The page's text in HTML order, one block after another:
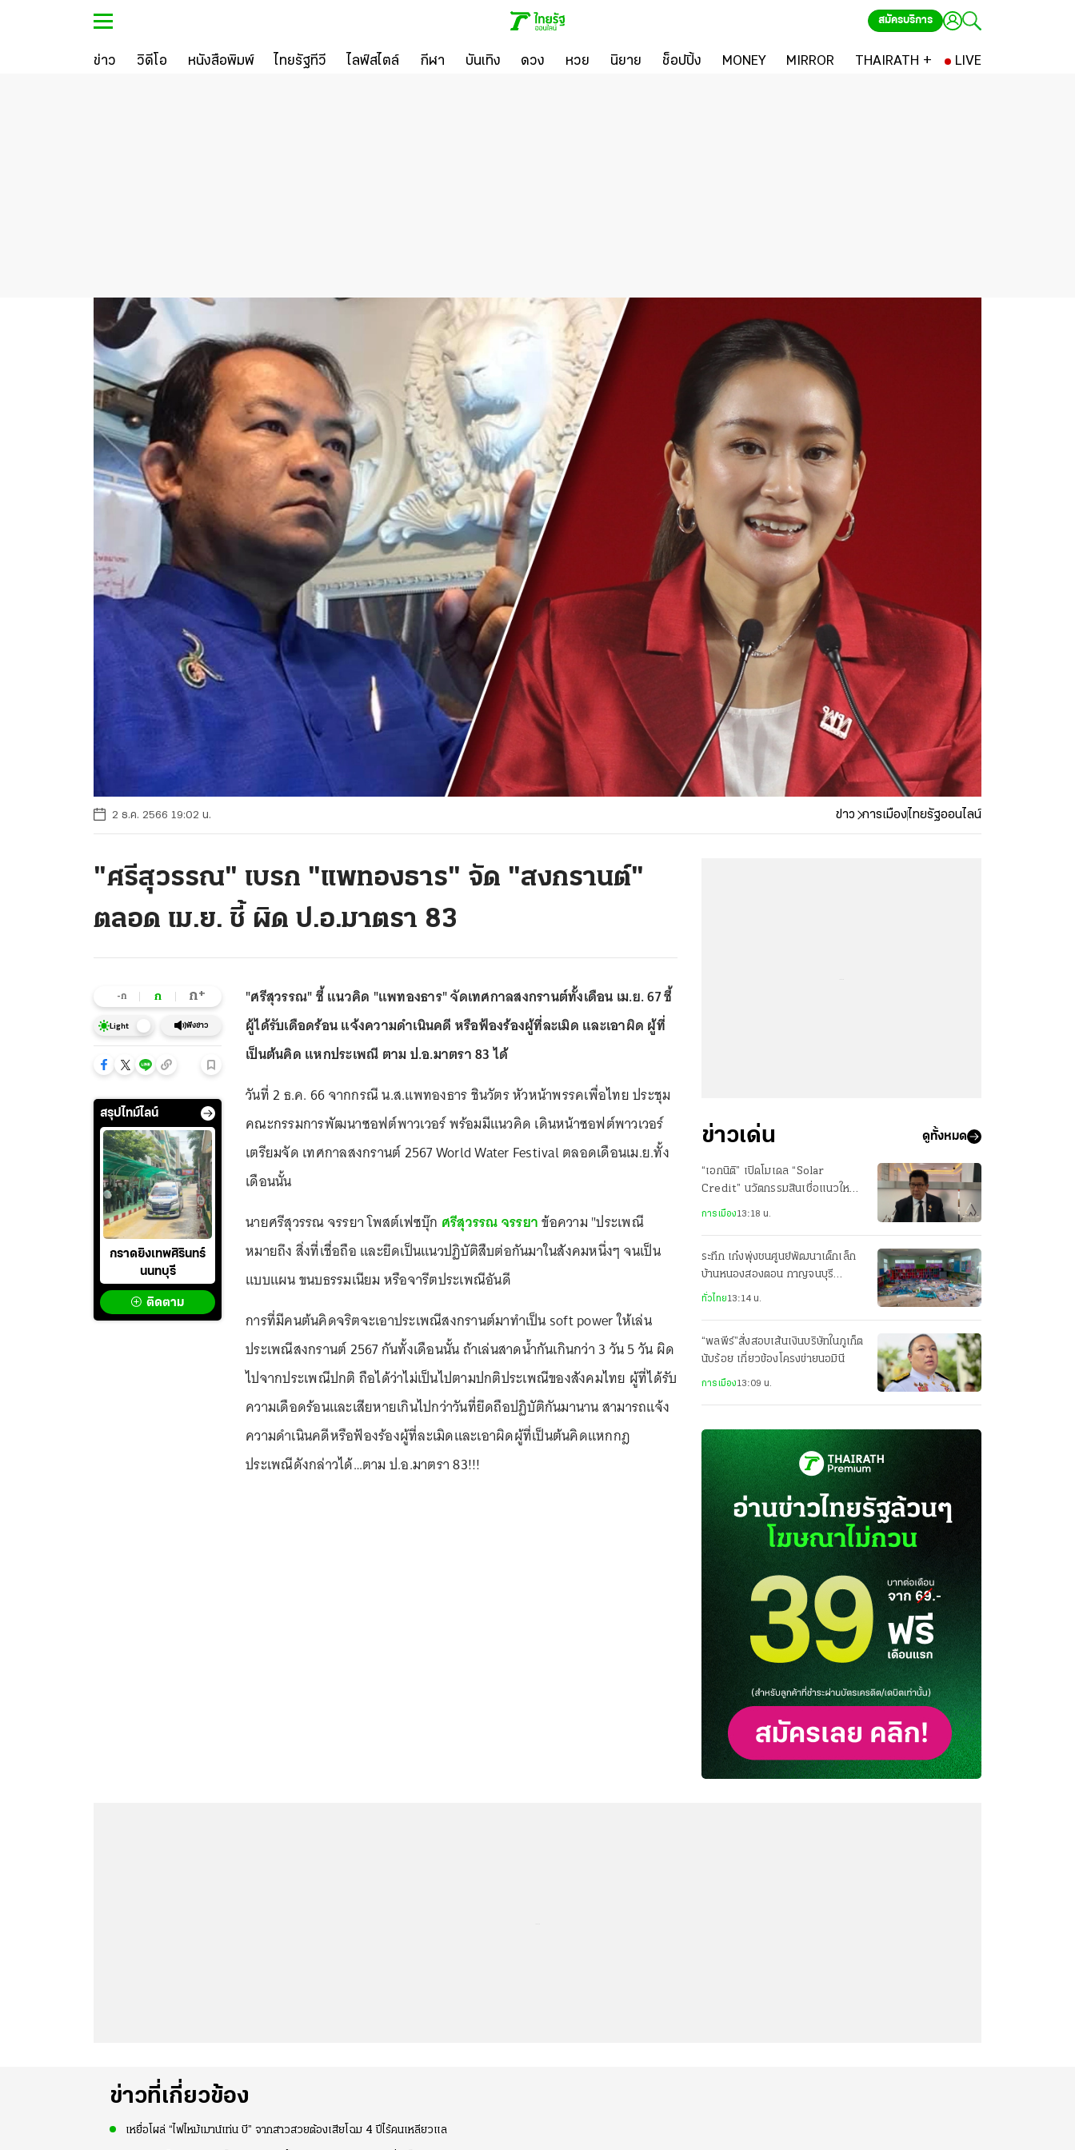
สมัครบริการ
ข่าว วิดีโอ หนังสือพิมพ์ ไทยรัฐทีวี ไลฟ์สไตล์ กีฬา บันเทิง ดวง หวย นิยาย ช็อปปิ้ง MONEY MIRROR THAIRATH + LIVE
2 ธ.ค. 2566 19:02 น. ข่าว การเมืองไทยรัฐออนไลน์
"ศรีสุวรรณ" เบรก "แพทองธาร" จัด "สงกรานต์"
ตลอด เม.ย. ชี้ ผิด ป.อ.มาตรา 83
-ก ก ก+
Light ฟังข่าว
สรุปไทม์ไลน์
กราดยิงเทพศิรินทร์
นนทบุรี
ติดตาม
"ศรีสุวรรณ" ชี้ แนวคิด "แพทองธาร" จัดเทศกาลสงกรานต์ทั้งเดือน เม.ย. 67 ชี้
ผู้ได้รับเดือดร้อน แจ้งความดำเนินคดี หรือฟ้องร้องผู้ที่ละเมิด และเอาผิด ผู้ที่
เป็นต้นคิด แหกประเพณี ตาม ป.อ.มาตรา 83 ได้
วันที่ 2 ธ.ค. 66 จากกรณี น.ส.แพทองธาร ชินวัตร หัวหน้าพรรคเพื่อไทย ประชุม
คณะกรรมการพัฒนาซอฟต์พาวเวอร์ พร้อมมีแนวคิด เดินหน้าซอฟต์พาวเวอร์
เตรียมจัด เทศกาลสงกรานต์ 2567 World Water Festival ตลอดเดือนเม.ย.ทั้ง
เดือนนั้น
นายศรีสุวรรณ จรรยา โพสต์เฟซบุ๊ก ศรีสุวรรณ จรรยาข้อความ "ประเพณี
หมายถึง สิ่งที่เชื่อถือ และยึดเป็นแนวปฏิบัติสืบต่อกันมาในสังคมหนึ่งๆ จนเป็น
แบบแผน ขนบธรรมเนียม หรือจารีตประเพณีอันดี
การที่มีคนต้นคิดจริตจะเอาประเพณีสงกรานต์มาทำเป็น soft power ให้เล่น
ประเพณีสงกรานต์ 2567 กันทั้งเดือนนั้น ถ้าเล่นสาดน้ำกันเกินกว่า 3 วัน 5 วัน ผิด
ไปจากประเพณีปกติ ถือได้ว่าไม่เป็นไปตามปกติประเพณีของสังคมไทย ผู้ที่ได้รับ
ความเดือดร้อนและเสียหายเกินไปกว่าวันที่ยึดถือปฏิบัติกันมานาน สามารถแจ้ง
ความดำเนินคดีหรือฟ้องร้องผู้ที่ละเมิดและเอาผิดผู้ที่เป็นต้นคิดแหกกฎ
ประเพณีดังกล่าวได้…ตาม ป.อ.มาตรา 83!!!
ข่าวเด่น ดูทั้งหมด
“เอกนิติ” เปิดโมเดล “Solar
Credit” นวัตกรรมสินเชื่อแนวใหม่
ดันติดตั้งโซลาร์เซลล์ ลดภาระค่าไฟ
การเมือง13:18 น.
ระทึก เก๋งพุ่งชนศูนย์พัฒนาเด็กเล็ก
บ้านหนองสองตอน กาญจนบุรี
นร.เจ็บกว่า 10 ราย
ทั่วไทย13:14 น.
“พลพีร์”สั่งสอบเส้นเงินบริษัทในภูเก็ต
นับร้อย เกี่ยวข้องโครงข่ายนอมินี
การเมือง13:09 น.
ข่าวที่เกี่ยวข้อง
เหยื่อโผล่ “ไฟไหม้เมาน์เท่น บี” จากสาวสวยต้องเสียโฉม 4 ปีไร้คนเหลียวแล